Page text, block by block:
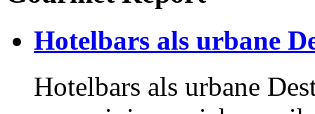
Hotelbars als urbane
Hotelbars als urbane